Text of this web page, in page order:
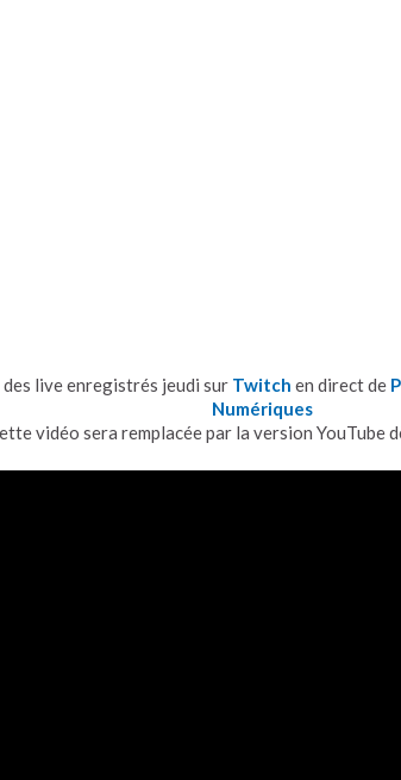
live enregistrés jeudi sur Twitch en direct de
Numériques
vidéo sera remplacée par la version YouTube